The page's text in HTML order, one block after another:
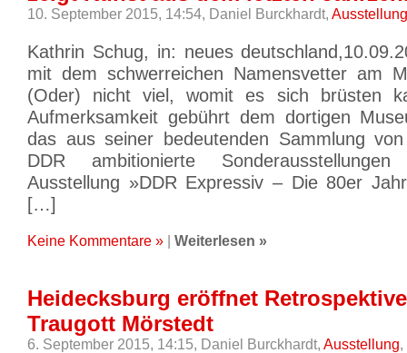
10. September 2015, 14:54, Daniel Burckhardt, Ausstellung
Kathrin Schug, in: neues
mit dem schwerreichen Namensvetter am
(Oder) nicht viel, womit es sich brüsten
Aufmerksamkeit gebührt dem dortigen
das aus seiner bedeutenden Sammlung
DDR ambitionierte
Ausstellung »DDR Expressiv – Die 80er
[…]
Keine Kommentare » Weiterlesen »
Heidecksburg eröffnet
Traugott Mörstedt
6. September 2015, 14:15, Daniel Burckhardt, Ausstellung,